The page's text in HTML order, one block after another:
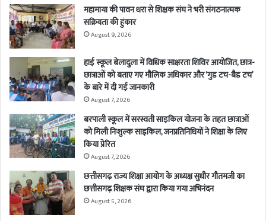
महामाया की पावन धरा से शिक्षक संघ ने भरी संगठनात्मक
सक्रियता की हुंकार
August 9, 2026
हाई स्कूल बेलादुला में विधिक साक्षरता शिविर आयोजित, छात्र-
छात्राओं को बताए गए मौलिक अधिकार और ‘गुड टच-बैड टच’
के बारे में दी गई जानकारी
August 7, 2026
बरपाली स्कूल में सरस्वती साइकिल योजना के तहत छात्राओं
को मिली निःशुल्क साइकिल, जनप्रतिनिधियों ने शिक्षा के लिए
किया प्रेरित
August 7, 2026
छत्तीसगढ़ राज्य शिक्षा आयोग के अध्यक्ष सुधीर गौतमजी का
छत्तीसगढ़ शिक्षक संघ द्वारा किया गया अभिनंदन
August 5, 2026